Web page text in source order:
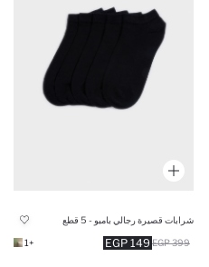
شرابات قصيرة رجالي بامبو - 5 قطع
149 EGP 399 EGP
+1